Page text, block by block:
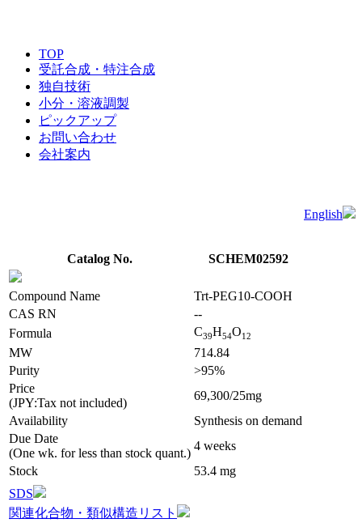
TOP
受託合成・特注合成
独自技術
小分・溶液調製
ピックアップ
お問い合わせ
会社案内
English
Catalog No. SCHEM02592
Compound Name
Trt-PEG10-COOH
CAS RN
--
Formula
C39H54O12
MW
714.84
Purity
>95%
Price
(JPY:Tax not included)
69,300/25mg
Availability
Synthesis on demand
Due Date
(One wk. for less than stock quant.)
4 weeks
Stock
53.4 mg
SDS
関連化合物・類似構造リスト